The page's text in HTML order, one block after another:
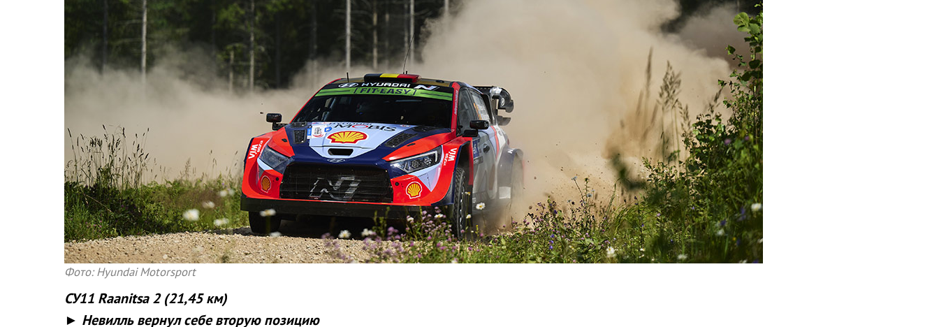
Фото: Hyundai Motorsport
СУ11 Raanitsa 2 (21,45 км)
► Невилль вернул себе вторую позицию